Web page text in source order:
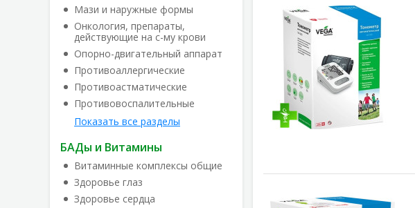
Мази и наружные формы
Онкология, препараты,
действующие на с-му крови
Опорно-двигательный аппарат
Противоаллергические
Противоастматические
Противовоспалительные
Показать все разделы
БАДы и Витамины
Витаминные комплексы общие
Здоровье глаз
Здоровье сердца